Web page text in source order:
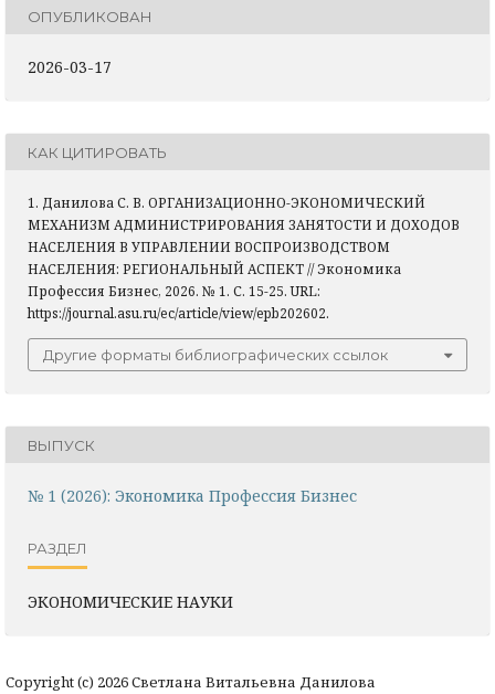
ОПУБЛИКОВАН
2026-03-17
КАК ЦИТИРОВАТЬ
1. Данилова С. В. ОРГАНИЗАЦИОННО-ЭКОНОМИЧЕСКИЙ
МЕХАНИЗМ АДМИНИСТРИРОВАНИЯ ЗАНЯТОСТИ И ДОХОДОВ
НАСЕЛЕНИЯ В УПРАВЛЕНИИ ВОСПРОИЗВОДСТВОМ
НАСЕЛЕНИЯ: РЕГИОНАЛЬНЫЙ АСПЕКТ // Экономика
Профессия Бизнес, 2026. № 1. С. 15-25. URL:
https://journal.asu.ru/ec/article/view/epb202602.
Другие форматы библиографических ссылок
ВЫПУСК
№ 1 (2026): Экономика Профессия Бизнес
РАЗДЕЛ
ЭКОНОМИЧЕСКИЕ НАУКИ
Copyright (c) 2026 Светлана Витальевна Данилова